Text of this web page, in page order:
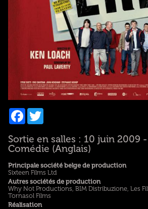
Facebook
Twitter
Sortie en salles : 10 juin 2009
Comédie (Anglais)
Principale société belge de production
Sixteen Films Ltd
Autres sociétés de production
Why Not Productions, BIM Distribuzione, Les
Tornasol Films
Réalisation